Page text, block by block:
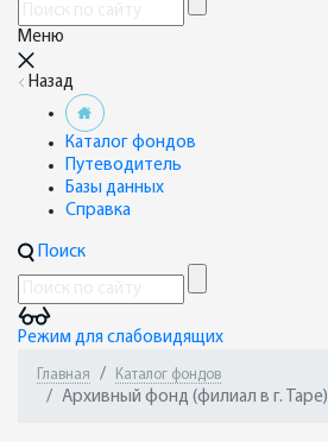
Меню
Назад
Каталог фондов
Путеводитель
Базы данных
Справка
Поиск
Режим для слабовидящих
Главная Каталог фондов
Архивный фонд (филиал в г. Таре)